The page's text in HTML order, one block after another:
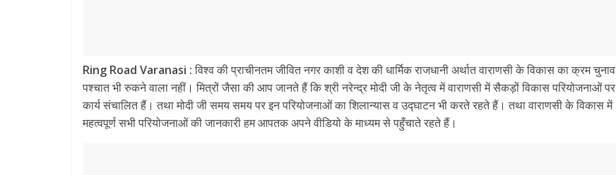
Ring Road Varanasi :विश्व की प्राचीनतम जीवित नगर काशी व देश की धार्मिक राजधानी अर्थात वाराणसी के विकास का क्रम चुनाव
पश्चात भी रुकने वाला नहीं। मित्रों जैसा की आप जानते हैं कि श्री नरेन्द्र मोदी जी के नेतृत्व में वाराणसी में सैकड़ों विकास परियोजनाओं पर
कार्य संचालित हैं। तथा मोदी जी समय समय पर इन परियोजनाओं का शिलान्यास व उद्घाटन भी करते रहते हैं। तथा वाराणसी के विकास में
महत्वपूर्ण सभी परियोजनाओं की जानकारी हम आपतक अपने वीडियो के माध्यम से पहुँचाते रहते हैं।